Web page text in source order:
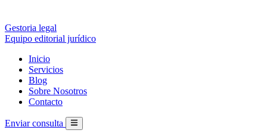
Gestoria legal
Equipo editorial jurídico
Inicio
Servicios
Blog
Sobre Nosotros
Contacto
Enviar consulta